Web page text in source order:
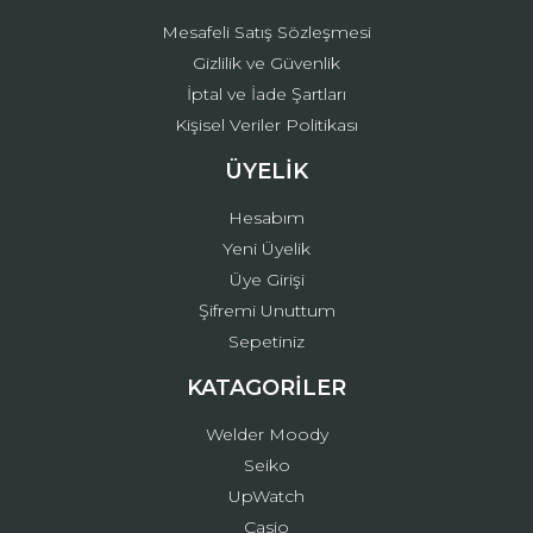
Mesafeli Satış Sözleşmesi
Gizlilik ve Güvenlik
İptal ve İade Şartları
Kişisel Veriler Politikası
ÜYELİK
Hesabım
Yeni Üyelik
Üye Girişi
Şifremi Unuttum
Sepetiniz
KATAGORİLER
Welder Moody
Seiko
UpWatch
Casio